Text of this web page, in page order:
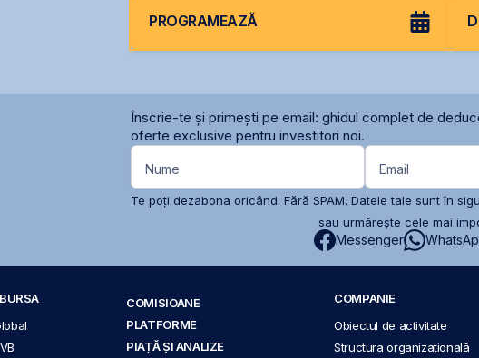
PROGRAMEAZĂ
Înscrie-te și primești pe email: ghidul complet de
oferte exclusive pentru investitori noi.
Nume Email
Te poți dezabona oricând. Fără SPAM. Datele tale sunt în
sau urmărește cele mai
Messenger
COMISIOANE
PLATFORME
PIAȚĂ ȘI ANALIZE
COMPANIE
Obiectul de activitate
Structura organizațională